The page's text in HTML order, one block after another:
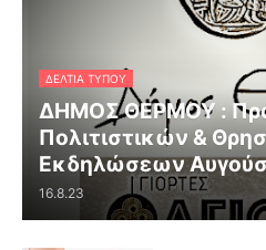
ΔΕΛΤΊΑ ΤΎΠΟΥ
ΔΗΜΟΣ ΘΕΡΜΟΥ :
Πολιτιστικών &
Εκδηλώσεων
16.8.23